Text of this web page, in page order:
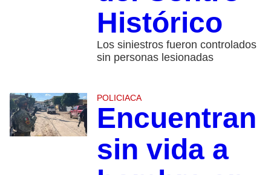
Histórico
Los siniestros fueron controlados
sin personas lesionadas
POLICIACA
Encuentran
sin vida a